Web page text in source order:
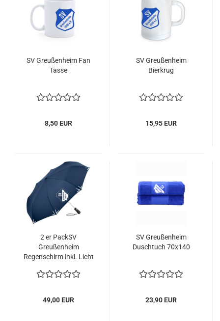
SV Greußenheim Fan
Tasse
8,50 EUR
SV Greußenheim
Bierkrug
15,95 EUR
2 er PackSV
Greußenheim
Regenschirm inkl. Licht
49,00 EUR
SV Greußenheim
Duschtuch 70x140
23,90 EUR